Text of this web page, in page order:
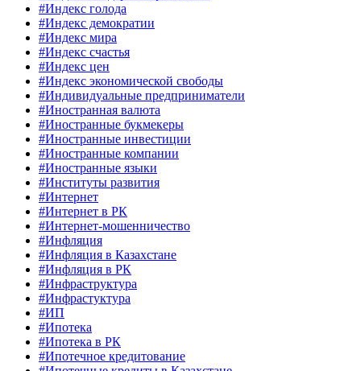
#Индекс голода
#Индекс демократии
#Индекс мира
#Индекс счастья
#Индекс цен
#Индекс экономической свободы
#Индивидуальные предприниматели
#Иностранная валюта
#Иностранные букмекеры
#Иностранные инвестиции
#Иностранные компании
#Иностранные языки
#Институты развития
#Интернет
#Интернет в РК
#Интернет-мошенничество
#Инфляция
#Инфляция в Казахстане
#Инфляция в РК
#Инфраструктура
#Инфрастуктура
#ИП
#Ипотека
#Ипотека в РК
#Ипотечное кредитование